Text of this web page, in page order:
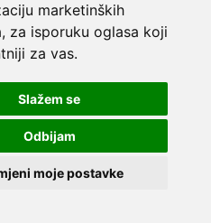
marketinških
, za isporuku oglasa koji
za vas.
Slažem se
Odbijam
moje postavke
Dopi grupa d.o.o.